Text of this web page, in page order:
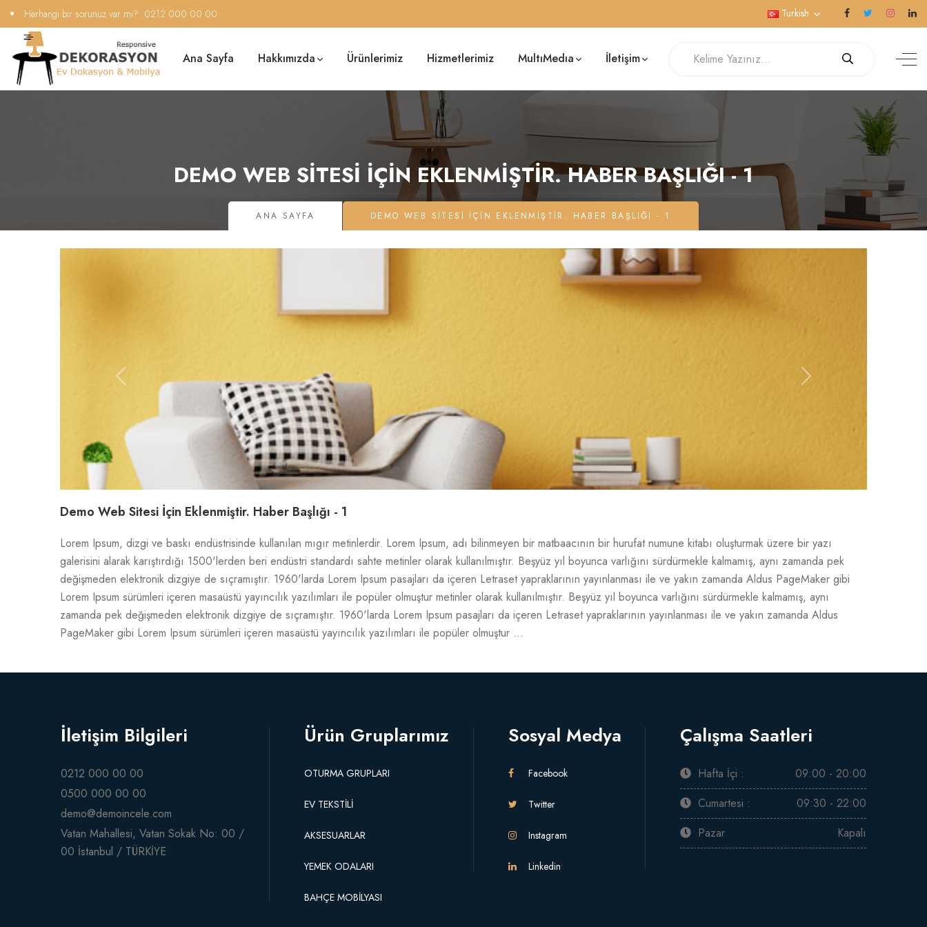
Herhangi bir sorunuz var mı?: 0212 000 00 00 Turkish
Ana Sayfa Hakkımızda Ürünlerimiz Hizmetlerimiz MultıMedıa İletişim
DEMO WEB SITESI İÇIN EKLENMIŞTIR. HABER BAŞLIĞI - 1
ANA SAYFA DEMO WEB SITESI İÇIN EKLENMIŞTIR. HABER BAŞLIĞI - 1
Previous Next
Demo Web Sitesi İçin Eklenmiştir. Haber Başlığı - 1
Lorem Ipsum, dizgi ve baskı endüstrisinde kullanılan mıgır metinlerdir. Lorem Ipsum, adı bilinmeyen bir matbaacının bir hurufat numune kitabı oluşturmak üzere bir yazı
galerisini alarak karıştırdığı 1500'lerden beri endüstri standardı sahte metinler olarak kullanılmıştır. Beşyüz yıl boyunca varlığını sürdürmekle kalmamış, aynı zamanda pek
değişmeden elektronik dizgiye de sıçramıştır. 1960'larda Lorem Ipsum pasajları da içeren Letraset yapraklarının yayınlanması ile ve yakın zamanda Aldus PageMaker gibi
Lorem Ipsum sürümleri içeren masaüstü yayıncılık yazılımları ile popüler olmuştur metinler olarak kullanılmıştır. Beşyüz yıl boyunca varlığını sürdürmekle kalmamış, aynı
zamanda pek değişmeden elektronik dizgiye de sıçramıştır. 1960'larda Lorem Ipsum pasajları da içeren Letraset yapraklarının yayınlanması ile ve yakın zamanda Aldus
PageMaker gibi Lorem Ipsum sürümleri içeren masaüstü yayıncılık yazılımları ile popüler olmuştur ...
İletişim Bilgileri
0212 000 00 00
0500 000 00 00
demo@demoincele.com
Vatan Mahallesi, Vatan Sokak No: 00 /
00 İstanbul / TÜRKİYE
Ürün Gruplarımız
OTURMA GRUPLARI
EV TEKSTİLİ
AKSESUARLAR
YEMEK ODALARI
BAHÇE MOBİLYASI
Sosyal Medya
Facebook
Twitter
Instagram
Linkedin
Çalışma Saatleri
Hafta İçi :
09:00 - 20:00
Cumartesi :
09:30 - 22:00
Pazar
Kapalı